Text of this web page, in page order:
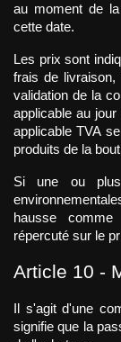
au moment de
cette date.
Les prix sont
frais de livraison,
validation de la
applicable au
applicable TVA
produits de la
Si une ou
hausse
répercuté sur le
Article 10 -
Il s'agit d'une
signifie que la